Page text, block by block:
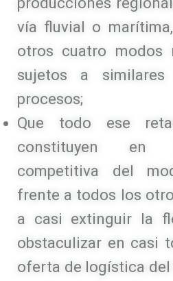
vía fluvial o
otros cuatro modos
sujetos a similares
procesos;
Que todo ese
constituyen en
competitiva del
frente a todos los
a casi extinguir la
obstaculizar en casi
oferta de logística